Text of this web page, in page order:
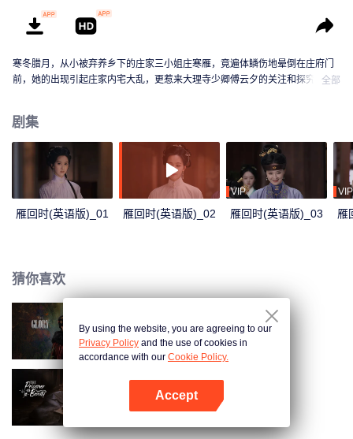
寒冬腊月，从小被弃养乡下的庄家三小姐庄寒雁，竟遍体鳞伤地晕倒在庄府门
前，她的出现引起庄家内宅大乱，更惹来大理寺少卿傅云夕的关注和探究。这
全部
剧集
雁回时(英语版)_01 雁回时(英语版)_02
VIP
雁回时(英语版)_03
VIP
雁
猜你喜欢
雁回时
折腰（英语版）
By using the website, you are agreeing to our
Privacy Policy and the use of cookies in
accordance with our Cookie Policy.
Accept